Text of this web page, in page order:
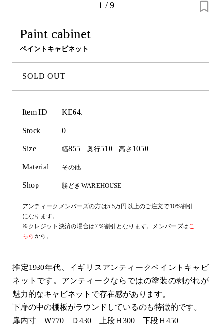
1 / 9
Paint cabinet
ペイントキャビネット
SOLD OUT
Item ID KE64.
Stock 0
Size 幅855 奥行510高さ 1050
Material その他
Shop 勝どきWAREHOUSE
アンティークメンバーズの方は5.5万円以上のご注文で10%割引
になります。
※クレジット決済の場合は7％割引となります。メンバーズはこ
ちら から。
推定1930年代、イギリスアンティークペイントキャビ
ネットです。アンティークならではの塗装の剥がれが
魅力的なキャビネットで存在感があります。
下扉の中の棚板がラウンドしているのも特徴的です。
扉内寸 Ｗ770 Ｄ430 上段Ｈ300 下段Ｈ450